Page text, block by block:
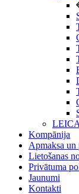
Kompānija
Apmaksa un
Lietošanas
Privātuma
Jaunumi
Kontakti